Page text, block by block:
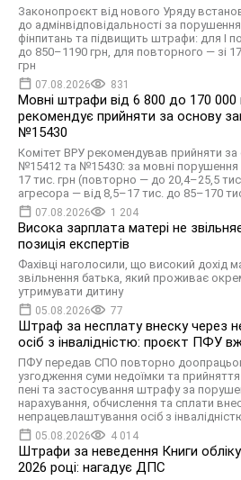
Законопроєкт від нового Уряду
до адмінвідповідальності за
фінпитань та підвищить штрафи: для І
до 850–1190 грн, для повторного — зі
грн
07.08.2026 831
Мовні штрафи від 6 800 до 170 000
рекомендує прийняти за основу
№15430
Комітет ВРУ рекомендував прийняти
№15412 та №15430: за мовні
17 тис. грн (повторно — до 20,4–25,5
агресора — від 8,5–17 тис. до 85–170
07.08.2026 1 204
Висока зарплата матері не
позиція експертів
Фахівці наголосили, що високий дохід
звільнення батька, який проживає
утримувати дитину
05.08.2026 77
Штраф за несплату внеску через
осіб з інвалідністю: проєкт ПФУ
ПФУ передав СПО повторно
узгодження суми недоїмки та
пені та застосування штрафу за
нарахування, обчислення та сплати
непрацевлаштування осіб з
05.08.2026 4 014
Штрафи за неведення Книги
2026 році: нагадує ДПС